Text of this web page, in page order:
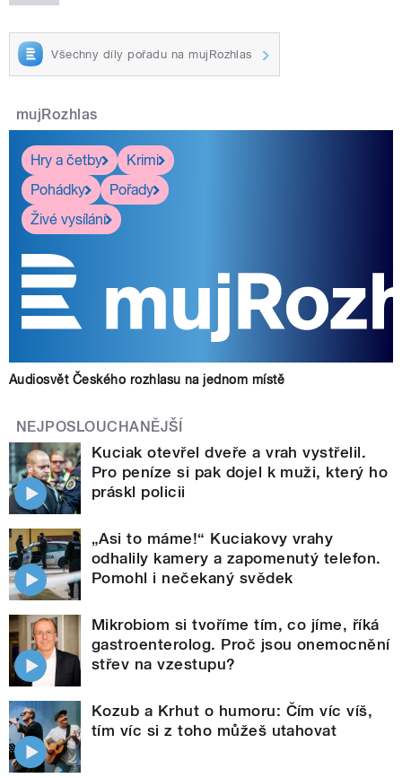
Všechny díly pořadu na mujRozhlas
mujRozhlas
Hry a četby
Krimi
Pohádky
Pořady
Živé vysílání
Audiosvět Českého rozhlasu na jednom místě
NEJPOSLOUCHANĚJŠÍ
Kuciak otevřel dveře a vrah vystřelil.
Pro peníze si pak dojel k muži, který ho
práskl policii
„Asi to máme!“ Kuciakovy vrahy
odhalily kamery a zapomenutý telefon.
Pomohl i nečekaný svědek
Mikrobiom si tvoříme tím, co jíme, říká
gastroenterolog. Proč jsou onemocnění
střev na vzestupu?
Kozub a Krhut o humoru: Čím víc víš,
tím víc si z toho můžeš utahovat